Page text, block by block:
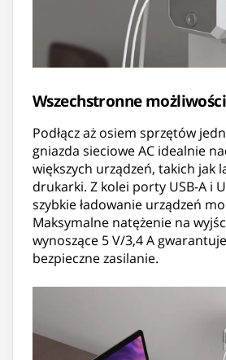
Wszechstronne możliwości
Podłącz aż osiem sprzętów
gniazda sieciowe AC idealnie
większych urządzeń, takich jak
drukarki. Z kolei porty USB-A i
szybkie ładowanie urządzeń
Maksymalne natężenie na
wynoszące 5 V/3,4 A
bezpieczne zasilanie.